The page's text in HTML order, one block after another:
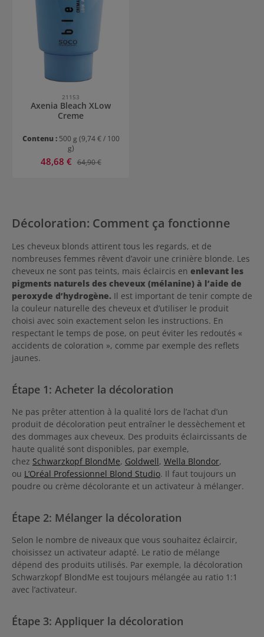
21153
Axenia Bleach XLow
Creme
Contenu : 500 g (9,74 € / 100
g)
Prix de vente :
48,68 € Prix régulier :
64,90 €
Décoloration: Comment ça fonctionne
Les cheveux blonds attirent tous les regards, et de
nombreuses femmes rêvent d’avoir une crinière blonde. Les
cheveux ne sont pas teints, mais éclaircis en enlevant les
pigments naturels des cheveux (mélanine) à l’aide de
peroxyde d’hydrogène. Il est important de tenir compte de
la couleur naturelle des cheveux et d’utiliser le produit
choisi avec soin exactement selon les instructions. En
respectant le temps de pose, on peut éviter les redoutés «
accidents de coloration », comme par exemple des reflets
jaunes.
Étape 1: Acheter la décoloration
Ne pas prêter attention à la qualité lors de l’achat d’un
produit de décoloration peut entraîner le dessèchement et
des dommages aux cheveux. Des produits éclaircissants de
haute qualité sont disponibles, par exemple,
chez Schwarzkopf BlondMe, Goldwell, Wella Blondor,
ou L’Oréal Professionnel Blond Studio. Il faut toujours un
poudre ou crème décolorante et un activateur à mélanger.
Étape 2: Mélanger la décoloration
Selon le nombre de niveaux que vous souhaitez éclaircir,
choisissez un activateur adapté. Le ratio de mélange
dépend des produits utilisés. Par exemple, la décoloration
Schwarzkopf BlondMe est toujours mélangée au ratio 1:1
avec l’activateur.
Étape 3: Appliquer la décoloration